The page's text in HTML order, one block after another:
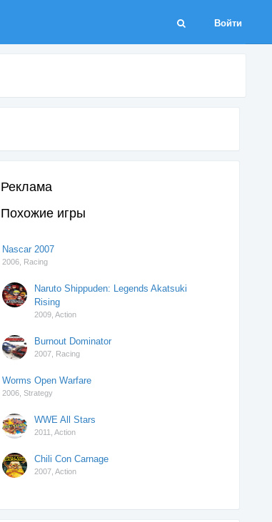
Войти
Реклама
Похожие игры
Nascar 2007
2006, Racing
Naruto Shippuden: Legends Akatsuki
Rising
2009,Action
Burnout Dominator
2007, Racing
Worms Open Warfare
2006,Strategy
WWE All Stars
2011,Action
Chili Con Carnage
2007,Action